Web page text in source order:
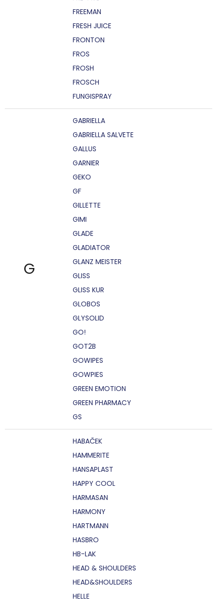
FREEMAN
FRESH JUICE
FRONTON
FROS
FROSH
FROSCH
FUNGISPRAY
G
GABRIELLA
GABRIELLA SALVETE
GALLUS
GARNIER
GEKO
GF
GILLETTE
GIMI
GLADE
GLADIATOR
GLANZ MEISTER
GLISS
GLISS KUR
GLOBOS
GLYSOLID
GO!
GOT2B
GOWIPES
GOWPIES
GREEN EMOTION
GREEN PHARMACY
GS
HABAČEK
HAMMERITE
HANSAPLAST
HAPPY COOL
HARMASAN
HARMONY
HARTMANN
HASBRO
HB-LAK
HEAD & SHOULDERS
HEAD&SHOULDERS
HELLE